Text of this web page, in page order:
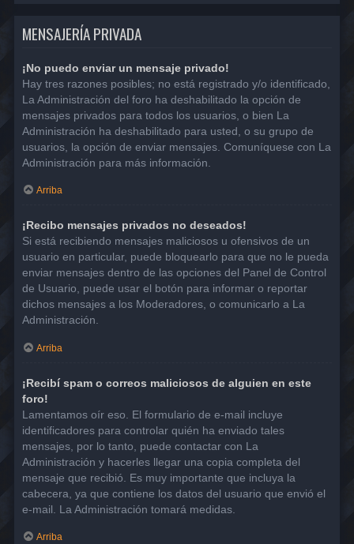
MENSAJERÍA PRIVADA
¡No puedo enviar un mensaje privado!
Hay tres razones posibles; no está registrado y/o identificado,
La Administración del foro ha deshabilitado la opción de
mensajes privados para todos los usuarios, o bien La
Administración ha deshabilitado para usted, o su grupo de
usuarios, la opción de enviar mensajes. Comuníquese con La
Administración para más información.
Arriba
¡Recibo mensajes privados no deseados!
Si está recibiendo mensajes maliciosos u ofensivos de un
usuario en particular, puede bloquearlo para que no le pueda
enviar mensajes dentro de las opciones del Panel de Control
de Usuario, puede usar el botón para informar o reportar
dichos mensajes a los Moderadores, o comunicarlo a La
Administración.
Arriba
¡Recibí spam o correos maliciosos de alguien en este
foro!
Lamentamos oír eso. El formulario de e-mail incluye
identificadores para controlar quién ha enviado tales
mensajes, por lo tanto, puede contactar con La
Administración y hacerles llegar una copia completa del
mensaje que recibió. Es muy importante que incluya la
cabecera, ya que contiene los datos del usuario que envió el
e-mail. La Administración tomará medidas.
Arriba